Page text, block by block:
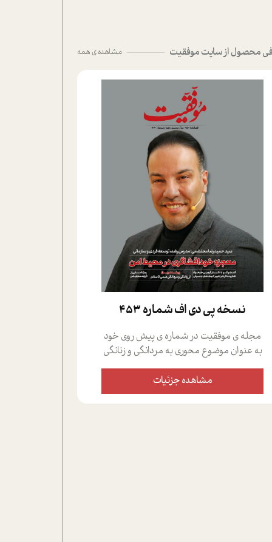
محصول از سایت موفقیت مشاهده ی همه
نسخه پي دي اف شماره 453
مجله ی موفقیت در شماره ی پیش روی خود
به عنوان موضوع محوری به مردانگی و زنانگی
سمی پرداخته است؛ علاوه بر این که؛ گفت و
گویی اختصاصی داشته ایم با فردین علیخواه،
جامعه شناس در بخش های مختلف تلاش
مشاهده جزئیات